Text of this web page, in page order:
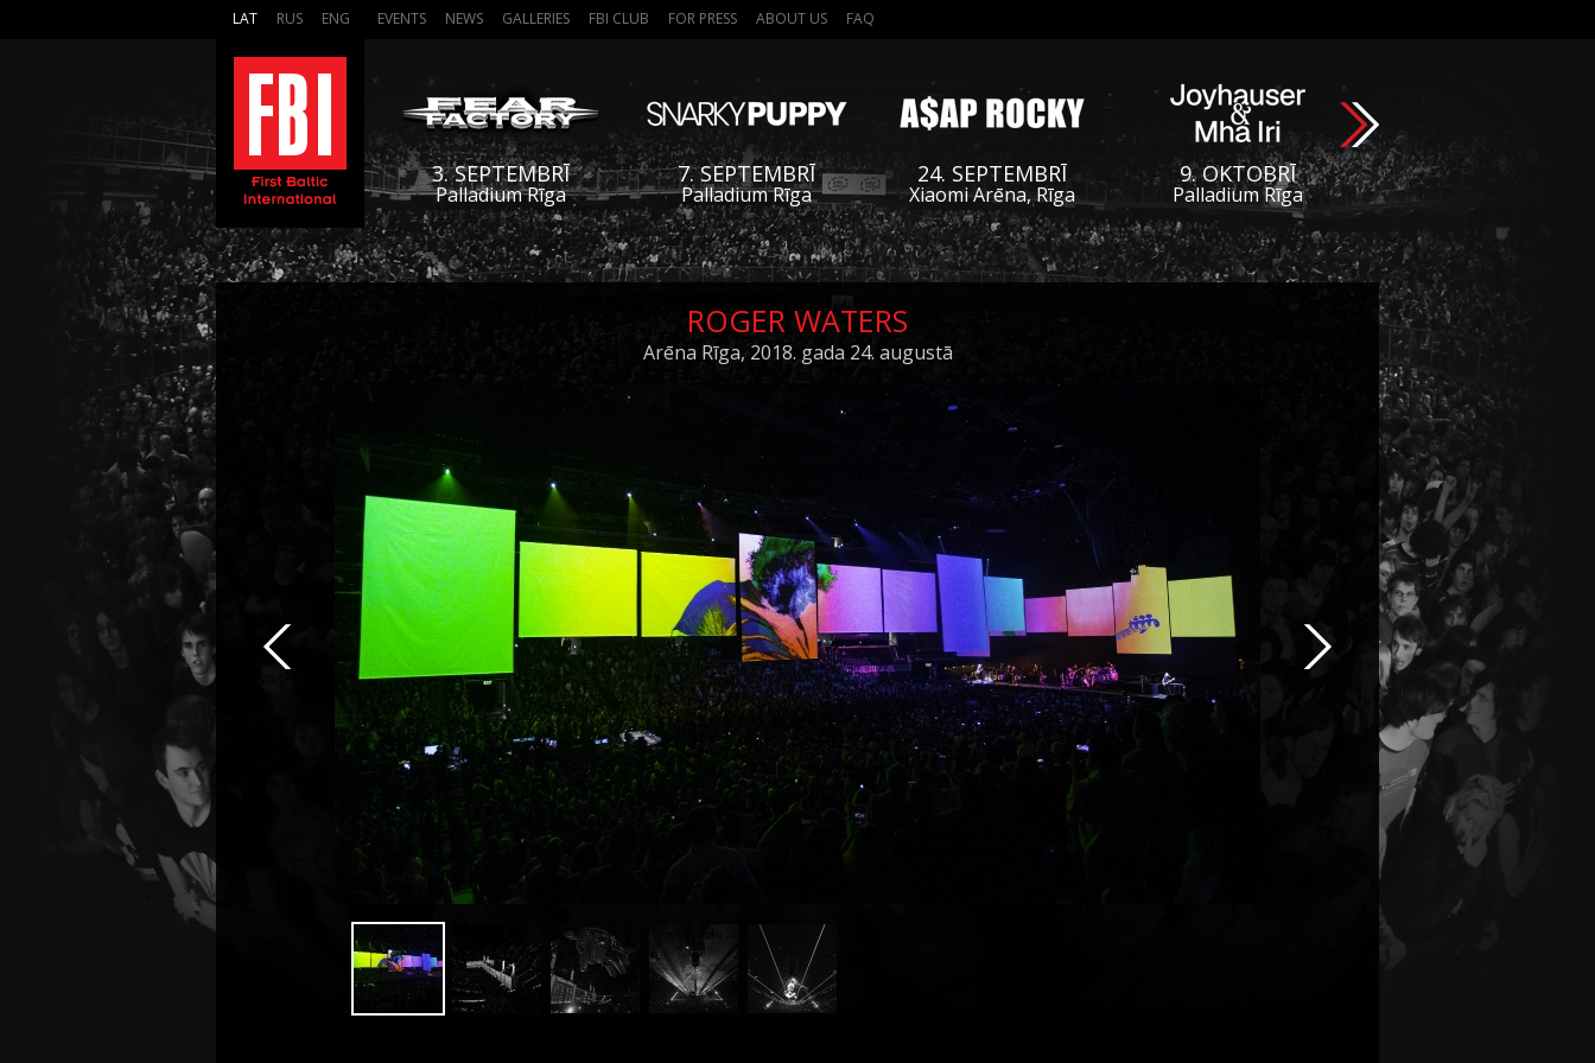
LAT RUS ENG EVENTS NEWS GALLERIES FBI CLUB FOR PRESS ABOUT US FAQ
3. SEPTEMBRĪ
Palladium Rīga
7. SEPTEMBRĪ
Palladium Rīga
24. SEPTEMBRĪ
Xiaomi Arēna, Rīga
9. OKTOBRĪ
Palladium Rīga
ROGER WATERS
Arēna Rīga, 2018. gada 24. augustā